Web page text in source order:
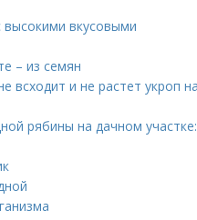
высокими вкусовыми
– из семян
всходит и не растет укроп на
рябины на дачном участке: